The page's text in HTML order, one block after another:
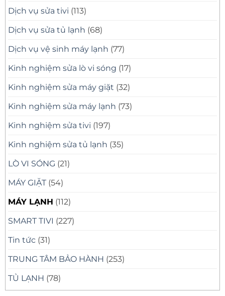
Dịch vụ sửa tivi (113)
Dịch vụ sửa tủ lạnh (68)
Dịch vụ vệ sinh máy lạnh (77)
Kinh nghiệm sửa lò vi sóng (17)
Kinh nghiệm sửa máy giặt (32)
Kinh nghiệm sửa máy lạnh (73)
Kinh nghiệm sửa tivi (197)
Kinh nghiệm sửa tủ lạnh (35)
LÒ VI SÓNG (21)
MÁY GIẶT (54)
MÁY LẠNH (112)
SMART TIVI (227)
Tin tức (31)
TRUNG TÂM BẢO HÀNH (253)
TỦ LẠNH (78)